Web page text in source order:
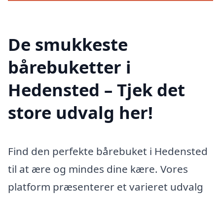
De smukkeste
bårebuketter i
Hedensted – Tjek det
store udvalg her!
Find den perfekte bårebuket i Hedensted
til at ære og mindes dine kære. Vores
platform præsenterer et varieret udvalg